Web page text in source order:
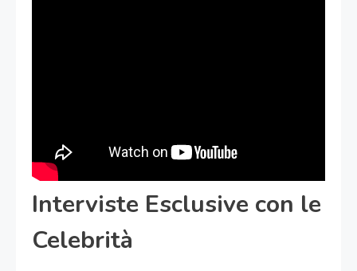
Interviste Esclusive con le
Celebrità